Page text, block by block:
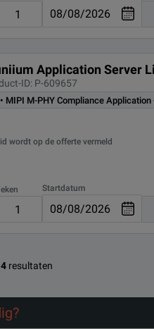
Application Server
ID: P-609657
MIPI M-PHY Compliance Application
wordt op de offerte vermeld
Startdatum
4 resultaten